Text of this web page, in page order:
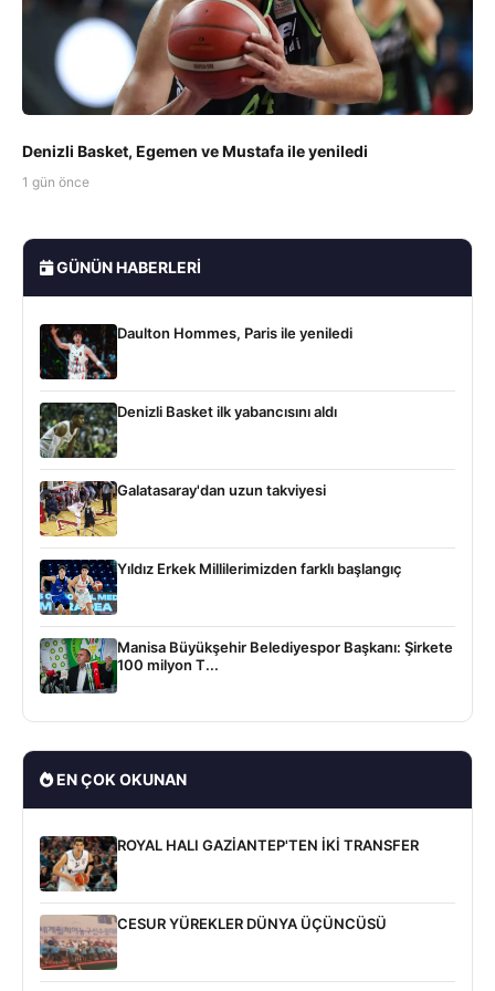
Denizli Basket, Egemen ve Mustafa ile yeniledi
1 gün önce
GÜNÜN HABERLERI
Daulton Hommes, Paris ile yeniledi
Denizli Basket ilk yabancısını aldı
Galatasaray'dan uzun takviyesi
Yıldız Erkek Millilerimizden farklı başlangıç
Manisa Büyükşehir Belediyespor Başkanı: Şirkete
100 milyon T...
EN ÇOK OKUNAN
ROYAL HALI GAZİANTEP'TEN İKİ TRANSFER
CESUR YÜREKLER DÜNYA ÜÇÜNCÜSÜ